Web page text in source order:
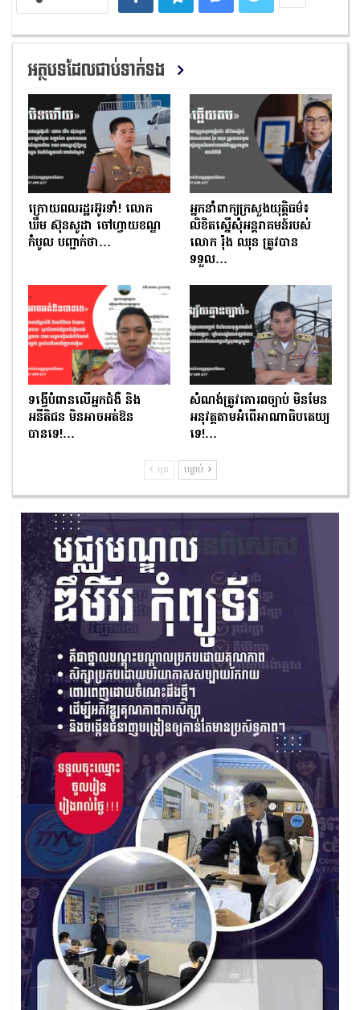
អត្ថបទដែលជាប់ទាក់ទង
ក្រោយពលរដ្ឋរអ៊ូរទាំ! លោក
ឃឹម ស៊ុនសូដា ចៅហ្វាយខណ្ឌ
កំបូល បញ្ជាក់ថា…
អ្នកនាំពាក្យក្រសួងយុត្តិធម៌៖
លិខិតស្នើសុំអន្តរាគមន៍របស់
លោក រ៉ុង ឈុន ត្រូវបាន
ទទួល…
ទង្វើបំពានលើអ្នកជំងឺ និង
អនីតិជន មិនអាចអត់ឱន
បានទេ!…
សំណង់ត្រូវគោរពច្បាប់ មិនមែន
អនុវត្តតាមអំពើអាណាធិបតេយ្យ
ទេ!…
មុន បន្ទាប់